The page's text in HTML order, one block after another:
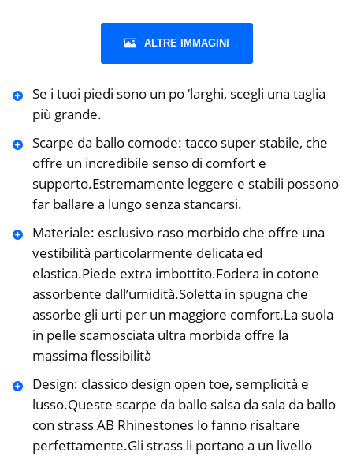
ALTRE IMMAGINI
Se i tuoi piedi sono un po ‘larghi, scegli una taglia
più grande.
️Scarpe da ballo comode: tacco super stabile, che
offre un incredibile senso di comfort e
supporto.Estremamente leggere e stabili possono
far ballare a lungo senza stancarsi.
️Materiale: esclusivo raso morbido che offre una
vestibilità particolarmente delicata ed
elastica.Piede extra imbottito.Fodera in cotone
assorbente dall’umidità.Soletta in spugna che
assorbe gli urti per un maggiore comfort.La suola
in pelle scamosciata ultra morbida offre la
massima flessibilità
️Design: classico design open toe, semplicità e
lusso.Queste scarpe da ballo salsa da sala da ballo
con strass AB Rhinestones lo fanno risaltare
perfettamente.Gli strass li portano a un livello